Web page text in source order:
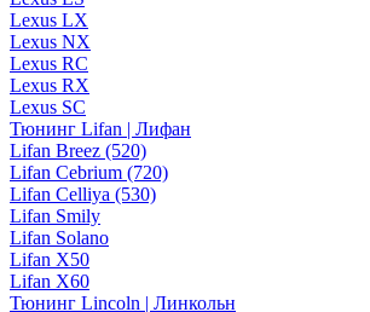
Lexus LX
Lexus NX
Lexus RC
Lexus RX
Lexus SC
Тюнинг Lifan | Лифан
Lifan Breez (520)
Lifan Cebrium (720)
Lifan Celliya (530)
Lifan Smily
Lifan Solano
Lifan X50
Lifan X60
Тюнинг Lincoln | Линкольн